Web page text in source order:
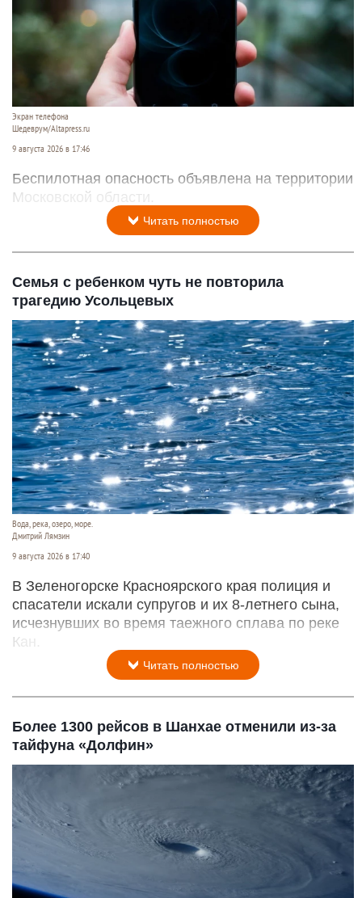
Экран телефона
Шедеврум/Altapress.ru
9 августа 2026 в 17:46
Беспилотная опасность объявлена на территории
Московской области.
Читать полностью
Семья с ребенком чуть не повторила
трагедию Усольцевых
Вода, река, озеро, море.
Дмитрий Лямзин
9 августа 2026 в 17:40
В Зеленогорске Красноярского края полиция и
спасатели искали супругов и их 8-летнего сына,
исчезнувших во время таежного сплава по реке
Кан.
Читать полностью
Более 1300 рейсов в Шанхае отменили из-за
тайфуна «Долфин»